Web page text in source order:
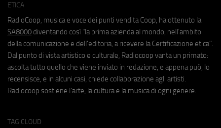
ETICA
RadioCoop, musica e voce dei punti vendita Coop, ha ottenuto la
SA8000 diventando così "la prima azienda al mondo, nell'ambito
della comunicazione e dell'editoria, a ricevere la Certificazione etica".
Dal punto di vista artistico e culturale, Radiocoop vanta un primato:
ascolta tutto quello che viene inviato in redazione, e appena può, lo
recensisce, e in alcuni casi, chiede collaborazione agli artisti.
Radiocoop sostiene l'arte, la cultura e la musica di ogni genere.
TAG CLOUD